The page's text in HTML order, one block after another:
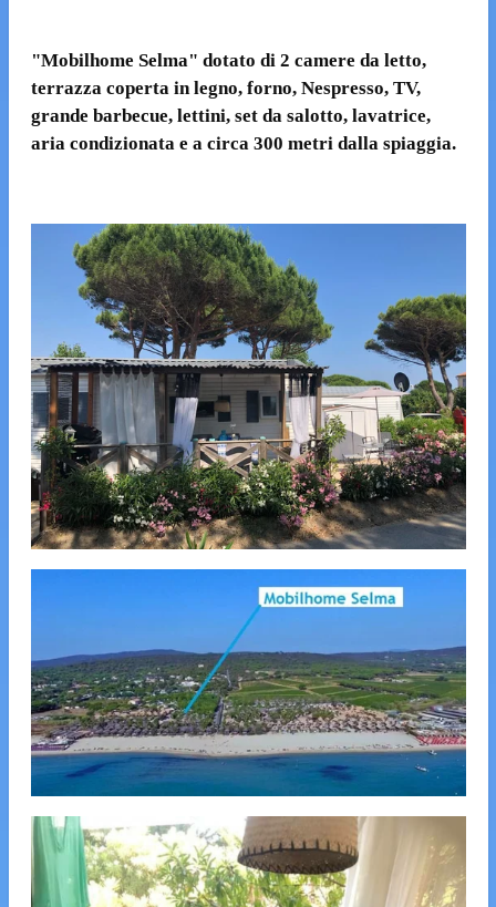
"Mobilhome Selma" dotato di 2 camere da letto,
terrazza coperta in legno, forno, Nespresso, TV,
grande barbecue, lettini, set da salotto, lavatrice,
aria condizionata e a circa 300 metri dalla spiaggia.